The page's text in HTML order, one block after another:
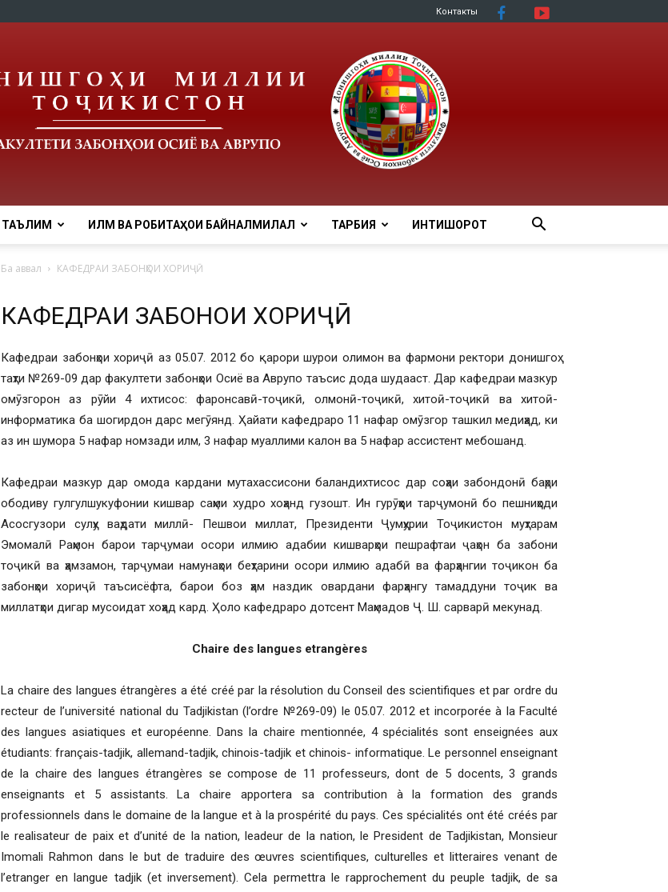
Контакты
ТАЪЛИМ ИЛМ ВА РОБИТАҲОИ БАЙНАЛМИЛАЛӢ ТАРБИЯ ИНТИШОРОТ
Ба аввал КАФЕДРАИ ЗАБОНҲОИ ХОРИҶӢ
КАФЕДРАИ ЗАБОНҲОИ ХОРИҶӢ
Кафедраи забонҳои хориҷӣ аз 05.07. 2012 бо қарори шурои олимон ва фармони ректори донишгоҳ
таҳти №269-09 дар факултети забонҳои Осиё ва Аврупо таъсис дода шудааст. Дар кафедраи мазкур
омӯзгорон аз рӯйи 4 ихтисос: фаронсавӣ-тоҷикӣ, олмонӣ-тоҷикӣ, хитоӣ-тоҷикӣ ва хитоӣ-
информатика ба шогирдон дарс мегӯянд. Ҳайати кафедраро 11 нафар омӯзгор ташкил медиҳад, ки
аз ин шумора 5 нафар номзади илм, 3 нафар муаллими калон ва 5 нафар ассистент мебошанд.
Кафедраи мазкур дар омода кардани мутахассисони баландихтисос дар соҳаи забондонӣ баҳри
ободиву гулгулшукуфонии кишвар саҳми худро хоҳанд гузошт. Ин гурӯҳҳои тарҷумонӣ бо пешниҳоди
Асосгузори сулҳу ваҳдати миллӣ- Пешвои миллат, Президенти Ҷумҳурии Тоҷикистон муҳтарам
Эмомалӣ Раҳмон барои тарҷумаи осори илмию адабии кишварҳои пешрафтаи ҷаҳон ба забони
тоҷикӣ ва ҳамзамон, тарҷумаи намунаҳои беҳтарини осори илмию адабӣ ва фарҳангии тоҷикон ба
забонҳои хориҷӣ таъсисёфта, барои боз ҳам наздик овардани фарҳангу тамаддуни тоҷик ва
миллатҳои дигар мусоидат хоҳад кард. Ҳоло кафедраро дотсент Маҳмадов Ҷ. Ш. сарварӣ мекунад.
Chaire des langues etrangères
La chaire des langues étrangères a été créé par la résolution du Conseil des scientifiques et par ordre du
recteur de l’université national du Tadjikistan (l’ordre №269-09) le 05.07. 2012 et incorporée à la Faculté
des langues asiatiques et européenne. Dans la chaire mentionnée, 4 spécialités sont enseignées aux
étudiants: français-tadjik, allemand-tadjik, chinois-tadjik et chinois- informatique. Le personnel enseignant
de la chaire des langues étrangères se compose de 11 professeurs, dont de 5 docents, 3 grands
enseignants et 5 assistants. La chaire apportera sa contribution à la formation des grands
professionnels dans le domaine de la langue et à la prospérité du pays. Ces spécialités ont été créés par
le realisateur de paix et d’unité de la nation, leadeur de la nation, le President de Tadjikistan, Monsieur
Imomali Rahmon dans le but de traduire des œuvres scientifiques, culturelles et litteraires venant de
l’etranger en langue tadjik (et inversement). Cela permettra le rapprochement du peuple tadjik, de sa